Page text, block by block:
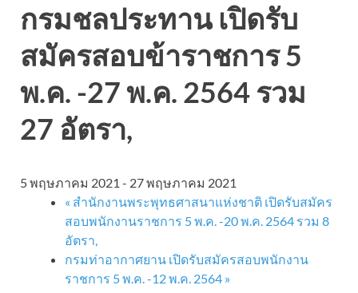
กรมชลประทาน เปิดรับ
สมัครสอบข้าราชการ 5
พ.ค. -27 พ.ค. 2564 รวม
27 อัตรา,
5 พฤษภาคม 2021 - 27 พฤษภาคม 2021
« สำนักงานพระพุทธศาสนาแห่งชาติ เปิดรับสมัคร
สอบพนักงานราชการ 5 พ.ค. -20 พ.ค. 2564 รวม 8
อัตรา,
กรมท่าอากาศยาน เปิดรับสมัครสอบพนักงาน
ราชการ 5 พ.ค. -12 พ.ค. 2564 »